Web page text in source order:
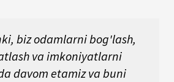
biz odamlarni bog'lash,
va imkoniyatlarni
davom etamiz va buni